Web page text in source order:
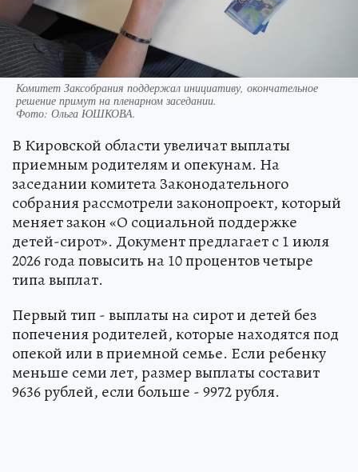
Комитет Заксобрания поддержал инициативу, окончательное
решение примут на пленарном заседании.
Фото: Ольга ЮШКОВА.
В Кировской области увеличат выплаты
приемным родителям и опекунам. На
заседании комитета Законодательного
собрания рассмотрели законопроект, который
меняет закон «О социальной поддержке
детей-сирот». Документ предлагает с 1 июля
2026 года повысить на 10 процентов четыре
типа выплат.
Первый тип - выплаты на сирот и детей без
попечения родителей, которые находятся под
опекой или в приемной семье. Если ребенку
меньше семи лет, размер выплаты составит
9636 рублей, если больше - 9972 рубля.